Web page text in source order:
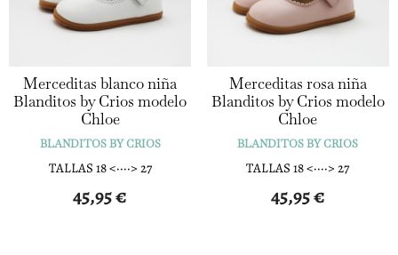
Merceditas blanco niña
Blanditos by Crios modelo
Chloe
BLANDITOS BY CRIOS
TALLAS 18 <····> 27
45,95€
Merceditas rosa niña
Blanditos by Crios modelo
Chloe
BLANDITOS BY CRIOS
TALLAS 18 <····> 27
45,95€